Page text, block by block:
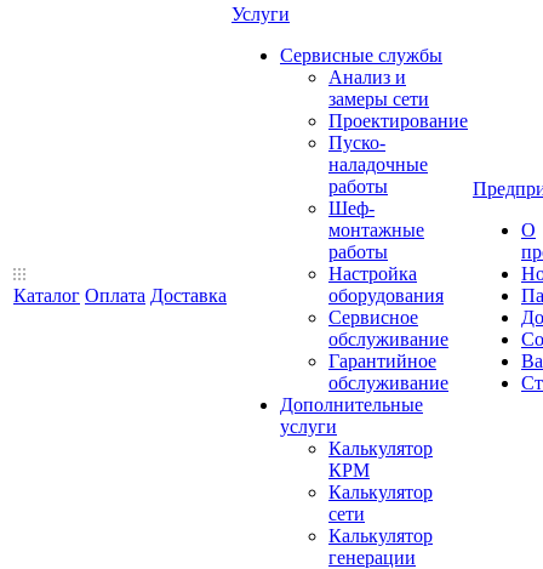
Каталог Оплата Доставка
Услуги
Сервисные службы
Анализ и
замеры сети
Проектирование
Пуско-
наладочные
работы
Шеф-
монтажные
работы
Настройка
оборудования
Сервисное
обслуживание
Гарантийное
обслуживание
Дополнительные
услуги
Калькулятор
КРМ
Калькулятор
сети
Калькулятор
генерации
О